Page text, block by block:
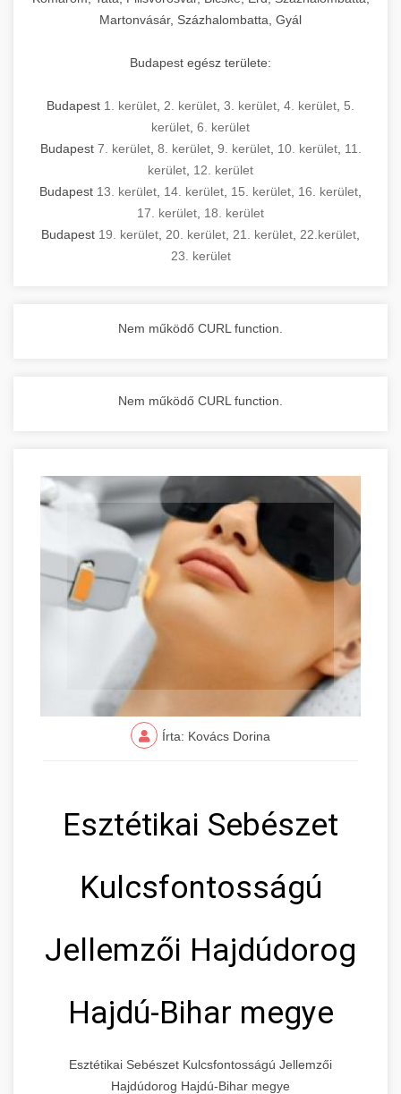
Martonvásár, Százhalombatta, Gyál
Budapest egész területe:
Budapest 1. kerület 2. kerület 3. kerület 4. kerület 5.
kerület 6. kerület
Budapest 7. kerület, 8. kerület, 9. kerület, 10. kerület, 11.
kerület 12. kerület
Budapest 13. kerület 14. kerület 15. kerület 16. kerület
17. kerület 18. kerület
Budapest 19. kerület 20. kerület 21. kerület 22.kerület
23. kerület
Nem működő CURL function.
Nem működő CURL function.
Írta: Kovács Dorina
Esztétikai Sebészet
Kulcsfontosságú
Jellemzői Hajdúdorog
Hajdú-Bihar megye
Esztétikai Sebészet Kulcsfontosságú Jellemzői
Hajdúdorog Hajdú-Bihar megye